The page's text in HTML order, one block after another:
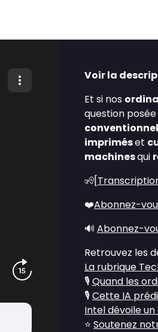
Voir la
Et si nos
question
conventionnel
impriméset
machinesqui
🧏[
❤️Abonnez-
🔊 Abonnez-
Retrouvez les
La rubrique
🎙️Quand les
🎙️Cette IA
Intel dévoile
⭐ Soutenez